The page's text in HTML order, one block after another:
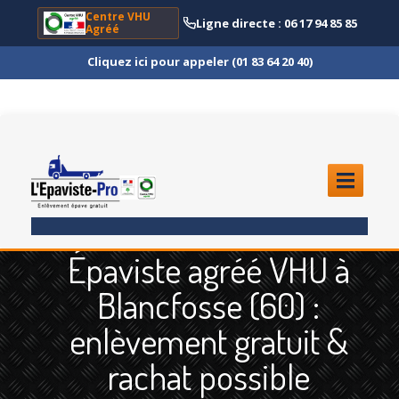
Centre VHU
Agréé
Ligne directe : 06 17 94 85 85
Cliquez ici pour appeler (01 83 64 20 40)
ENLÈVEMENTÉPAVE
Quoi ?
Scooteret Moto
Camion et Poids Lourd
Épaviste agréé VHU à
Blancfosse (60) :
enlèvement gratuit &
rachat possible